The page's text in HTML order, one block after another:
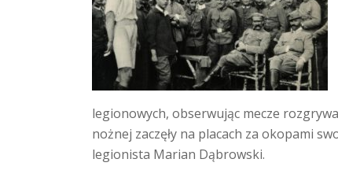
legionowych, obserwując mecze
nożnej zaczęły na placach za okopami
legionista Marian Dąbrowski.